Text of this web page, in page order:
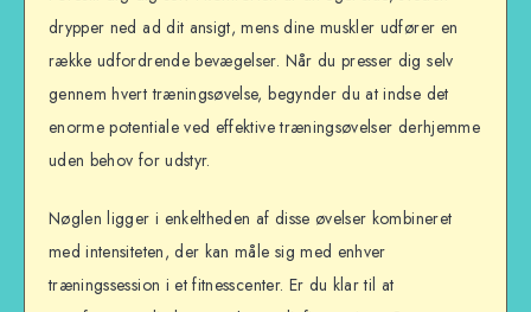
drypper ned ad dit ansigt, mens dine muskler udfører en
række udfordrende bevægelser. Når du presser dig selv
gennem hvert træningsøvelse, begynder du at indse det
enorme potentiale ved effektive træningsøvelser derhjemme
uden behov for udstyr.
Nøglen ligger i enkeltheden af disse øvelser kombineret
med intensiteten, der kan måle sig med enhver
træningssession i et fitnesscenter. Er du klar til at